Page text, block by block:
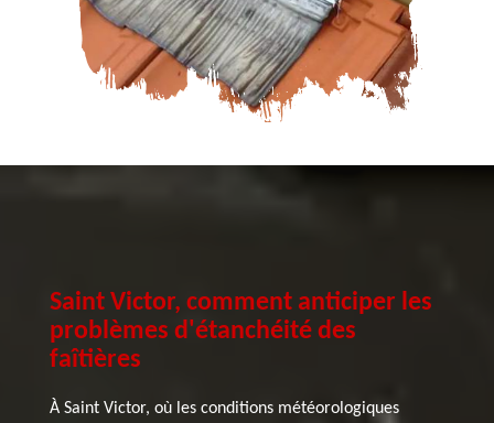
Saint Victor, comment anticiper les
problèmes d'étanchéité des
faîtières
À Saint Victor, où les conditions météorologiques